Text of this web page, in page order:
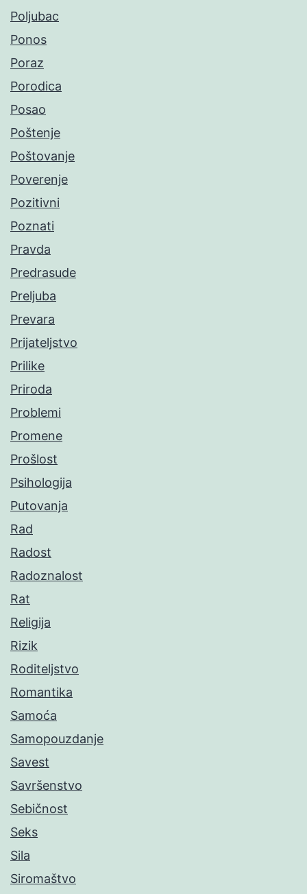
Poljubac
Ponos
Poraz
Porodica
Posao
Poštenje
Poštovanje
Poverenje
Pozitivni
Poznati
Pravda
Predrasude
Preljuba
Prevara
Prijateljstvo
Prilike
Priroda
Problemi
Promene
Prošlost
Psihologija
Putovanja
Rad
Radost
Radoznalost
Rat
Religija
Rizik
Roditeljstvo
Romantika
Samoća
Samopouzdanje
Savest
Savršenstvo
Sebičnost
Seks
Sila
Siromaštvo